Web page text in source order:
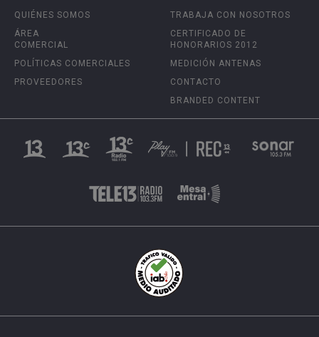
QUIÉNES SOMOS
ÁREA
COMERCIAL
POLÍTICAS COMERCIALES
PROVEEDORES
TRABAJA CON NOSOTROS
CERTIFICADO DE
HONORARIOS 2012
MEDICIÓN ANTENAS
CONTACTO
BRANDED CONTENT